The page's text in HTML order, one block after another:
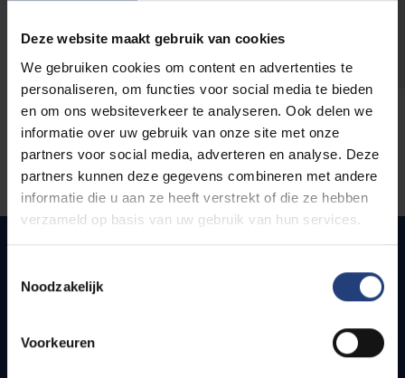
Deze website maakt gebruik van cookies
We gebruiken cookies om content en advertenties te
personaliseren, om functies voor social media te bieden
en om ons websiteverkeer te analyseren. Ook delen we
informatie over uw gebruik van onze site met onze
partners voor social media, adverteren en analyse. Deze
partners kunnen deze gegevens combineren met andere
informatie die u aan ze heeft verstrekt of die ze hebben
verzameld op basis van uw gebruik van hun services.
Noodzakelijk
Voorkeuren
Quick links